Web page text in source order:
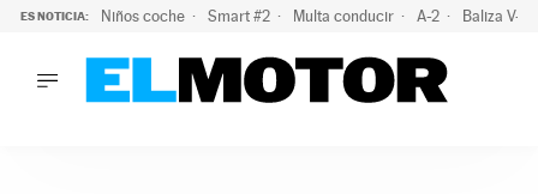
ES NOTICIA: Niños coche Smart #2 Multa conducir A-2 Baliza V-